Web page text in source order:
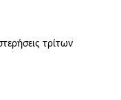
τρίτων